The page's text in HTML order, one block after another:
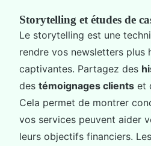
Storytelling et études de
Le storytelling est une
rendre vos newsletters plus
captivantes. Partagez des
des témoignages clients et
Cela permet de montrer
vos services peuvent aider
leurs objectifs financiers.